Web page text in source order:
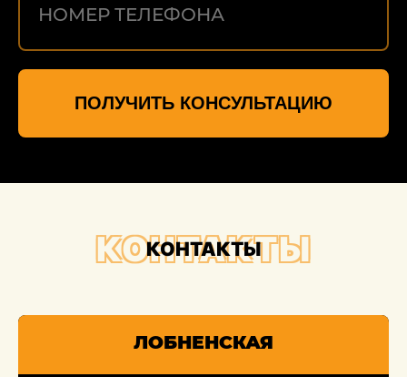
ПОЛУЧИТЬ КОНСУЛЬТАЦИЮ
КОНТАКТЫ
КОНТАКТЫ
ЛОБНЕНСКАЯ